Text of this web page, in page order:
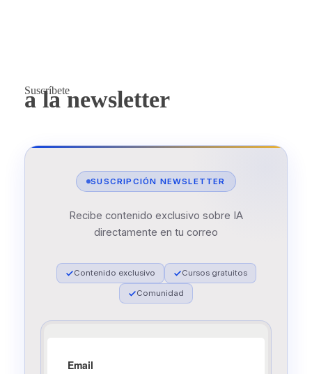
a la newsletter
SUSCRIPCIÓN NEWSLETTER
Recibe contenido exclusivo sobre IA
directamente en tu correo
Contenido exclusivo Cursos gratuitos
Comunidad